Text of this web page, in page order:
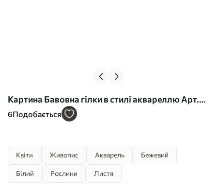
Картина Бавовна гілки в стилі аквареллю Арт.
s39215
6Подобається
Квіти Живопис Акварель Бежевий
Білий Рослини Листя